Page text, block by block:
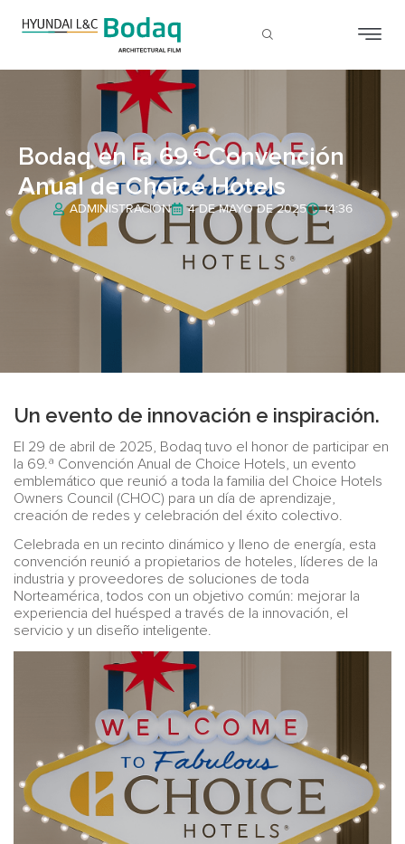
Bodaq en la 69.ª Convención
Anual de Choice Hotels
ADMINISTRACIÓN 4 DE MAYO DE 2025 14:36
Un evento de innovación e inspiración.
El 29 de abril de 2025, Bodaq tuvo el honor de participar en
la 69.ª Convención Anual de Choice Hotels, un evento
emblemático que reunió a toda la familia del Choice Hotels
Owners Council (CHOC) para un día de aprendizaje,
creación de redes y celebración del éxito colectivo.
Celebrada en un recinto dinámico y lleno de energía, esta
convención reunió a propietarios de hoteles, líderes de la
industria y proveedores de soluciones de toda
Norteamérica, todos con un objetivo común: mejorar la
experiencia del huésped a través de la innovación, el
servicio y un diseño inteligente.